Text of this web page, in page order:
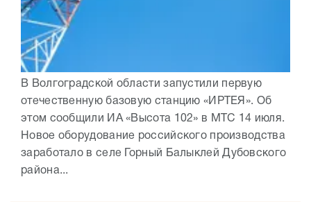
В Волгоградской области запустили первую
отечественную базовую станцию «ИРТЕЯ». Об
этом сообщили ИА «Высота 102» в МТС 14 июля.
Новое оборудование российского производства
заработало в селе Горный Балыклей Дубовского
района...